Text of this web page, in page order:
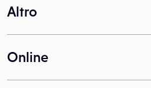
Altro
Online